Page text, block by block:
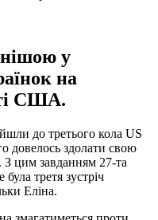
у
на
США.
до третього кола US
довелось здолати свою
З цим завданням 27-та
була третя зустріч
Еліна.